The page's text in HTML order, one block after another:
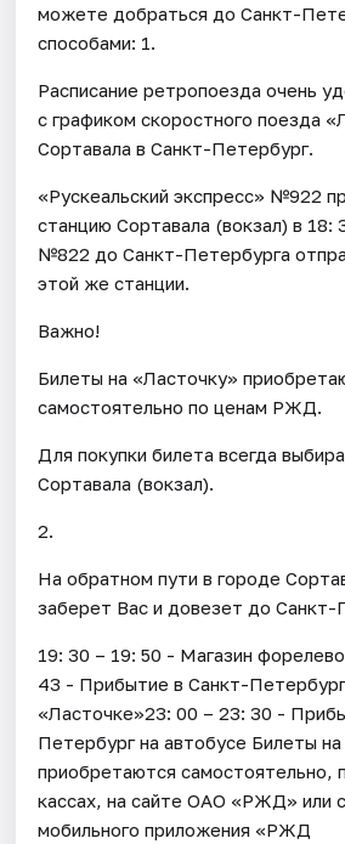
можете добраться до Санкт-
способами: 1.
Расписание ретропоезда очень
с графиком скоростного поезда
Сортавала в Санкт-Петербург.
«Рускеальский экспресс» №922
станцию Сортавала (вокзал) в 18:
№822 до Санкт-Петербурга
этой же станции.
Важно!
Билеты на «Ласточку»
самостоятельно по ценам РЖД.
Для покупки билета всегда
Сортавала (вокзал).
2.
На обратном пути в городе
заберет Вас и довезет до Санкт-
19: 30 – 19: 50 - Магазин
43 - Прибытие в Санкт-
«Ласточке»23: 00 – 23: 30 -
Петербург на автобусе Билеты
приобретаются
кассах, на сайте ОАО «РЖД» или
мобильного приложения «РЖД